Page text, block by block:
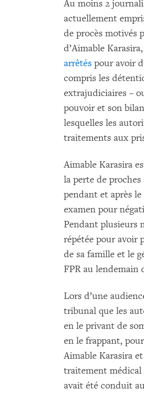
Au moins 2
actuellement
de procès motivés
d’Aimable
arrêtés pour avoir
compris les
extrajudiciaires –
pouvoir et son
lesquelles les
traitements aux
Aimable Karasira
la perte de
pendant et après
examen pour
Pendant plusieurs
répétée pour avoir
de sa famille et le
FPR au lendemain
Lors d’une
tribunal que les
en le privant de
en le frappant,
Aimable Karasira
traitement médical
avait été conduit